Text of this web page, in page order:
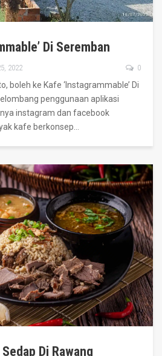
Di Seremban
2022 0
boleh ke Kafe ‘Instagrammable’ Di
penggunaan aplikasi
instagram dan facebook
kafe berkonsep
Di Rawang